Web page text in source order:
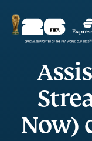
Now)